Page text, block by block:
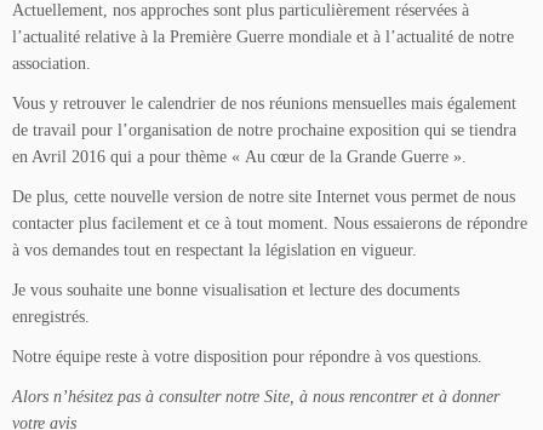
Actuellement, nos approches sont plus particulièrement réservées à
l’actualité relative à la Première Guerre mondiale et à l’actualité de notre
association.
Vous y retrouver le calendrier de nos réunions mensuelles mais également
de travail pour l’organisation de notre prochaine exposition qui se tiendra
en Avril 2016 qui a pour thème « Au cœur de la Grande Guerre ».
De plus, cette nouvelle version de notre site Internet vous permet de nous
contacter plus facilement et ce à tout moment. Nous essaierons de répondre
à vos demandes tout en respectant la législation en vigueur.
Je vous souhaite une bonne visualisation et lecture des documents
enregistrés.
Notre équipe reste à votre disposition pour répondre à vos questions.
Alors n’hésitez pas à consulter notre Site, à nous rencontrer et à donner
votre avis